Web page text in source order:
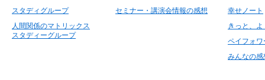
スタディグループ
人間関係のマトリックス
スタディーグループ
セミナー・講演会情報の感想
幸せノート
きっと、
ペイフォワ
みんなの感